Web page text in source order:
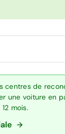
centres de
une voiture en
mois.